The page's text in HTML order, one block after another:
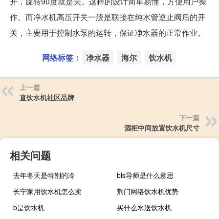
作。而净水机高压开关一般是联接在纯水管逆止阀后的开
关，主要用于控制水泵的运转，保证净水器的正常作业。
网络标签： 净水器 海尔 饮水机
上一篇
直饮水机社区品牌
下一篇
酒柜中间放置饮水机尺寸
相关问题
去年冬天是特别的冷
bls导师是什么意思
长宁家用饮水机怎么卖
荆门网络饮水机优势
b是饮水机
买什么水送饮水机